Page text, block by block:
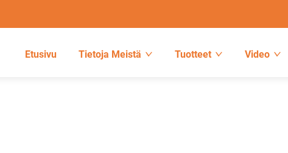
Etusivu Tietoja Meistä Tuotteet Video